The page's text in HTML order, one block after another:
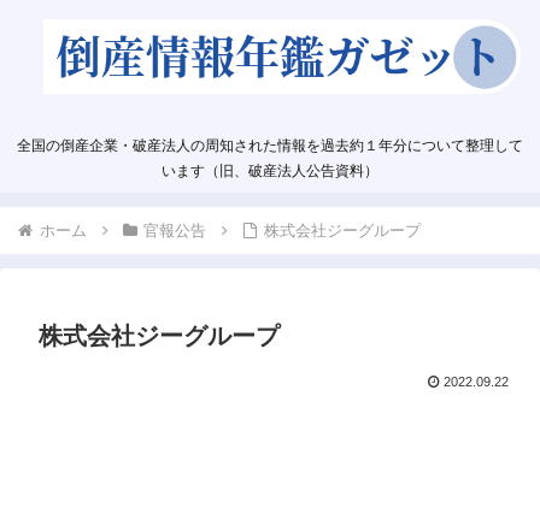
全国の倒産企業・破産法人の周知された情報を過去約１年分について整理して
います（旧、破産法人公告資料）
ホーム 官報公告 株式会社ジーグループ
株式会社ジーグループ
2022.09.22